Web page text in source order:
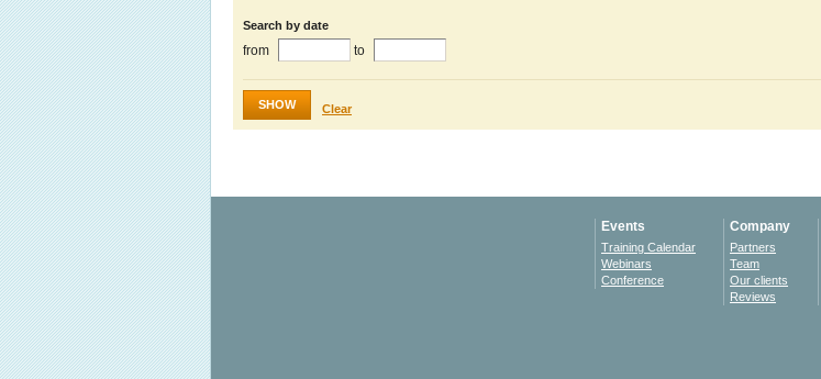
Search by date
from to
SHOW Clear
Events
Training Calendar
Webinars
Conference
Company
Partners
Team
Our clients
Reviews